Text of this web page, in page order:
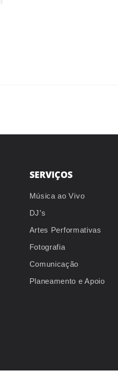
SERVIÇOS
Música ao Vivo
DJ’s
Artes Performativas
Fotografia
Comunicação
Planeamento e Apoio